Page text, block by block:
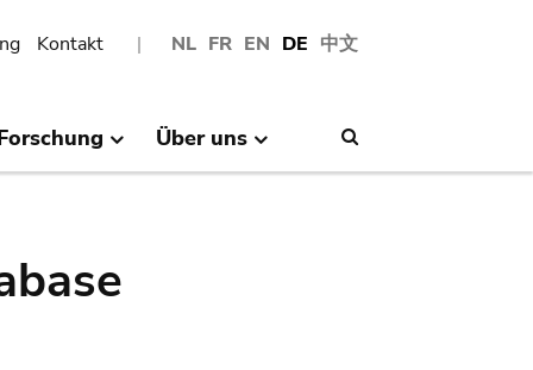
NL FR EN DE 中文
Kontakt
Über uns